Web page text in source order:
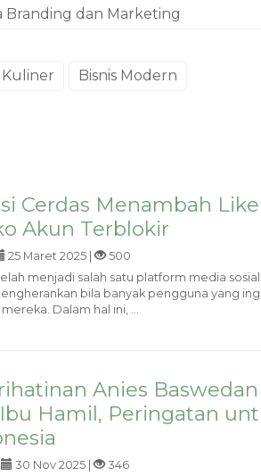
dan Marketing
Kuliner Bisnis Modern
Cerdas Menambah
Akun Terblokir
25 Maret 2025 |
500
menjadi salah satu platform media
bila banyak pengguna yang
Dalam hal ini, ...
Anies
Hamil, Peringatan
30 Nov 2025 |
346